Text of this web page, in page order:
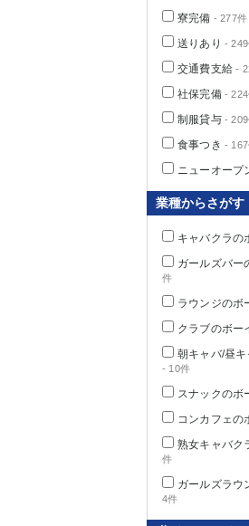
寮完備 - 277件
送りあり -
交通費支給 -
社保完備- 224
制服貸与- 209
食事つき -
ニューオープ
業種からさがす
キャバクラの
ガールズバー
件
ラウンジのボ
クラブのボー
朝キャバ/昼
- 10件
スナックのボ
コンカフェの
熟女キャバク
件
ガールズラウ
4件